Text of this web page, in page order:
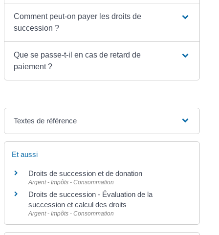
Comment peut-on payer les droits de
succession ?
Que se passe-t-il en cas de retard de
paiement ?
Textes de référence
Et aussi
Droits de succession et de donation
Argent - Impôts - Consommation
Droits de succession - Évaluation de la
succession et calcul des droits
Argent - Impôts - Consommation